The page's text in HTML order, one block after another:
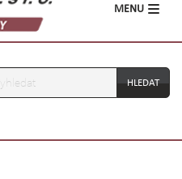
MENU